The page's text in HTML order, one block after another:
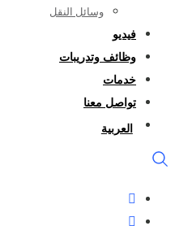
وسائل النقل
فيديو
وظائف وتدريبات
خدمات
تواصل معنا
العربية